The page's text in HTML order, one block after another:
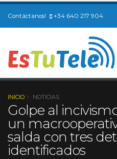
Contáctanos! +34 640 217 904
INICIO NOTICIAS
Golpe al
un
salda con tres
identificados